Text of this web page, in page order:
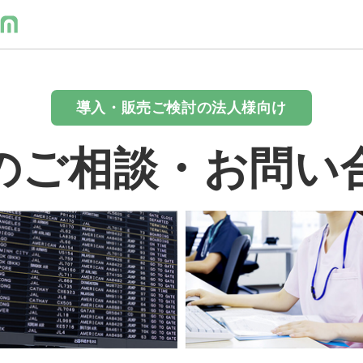
導入・販売ご検討の法人様向け
ご相談・お問い